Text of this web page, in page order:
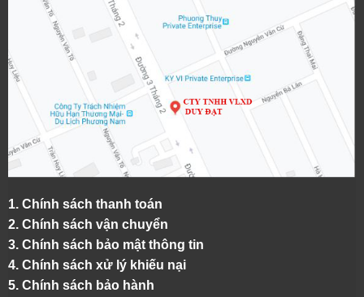
1. Chính sách thanh toán
2. Chính sách vận chuyển
3. Chính sách bảo mật thông tin
4. Chính sách xử lý khiếu nại
5. Chính sách bảo hành